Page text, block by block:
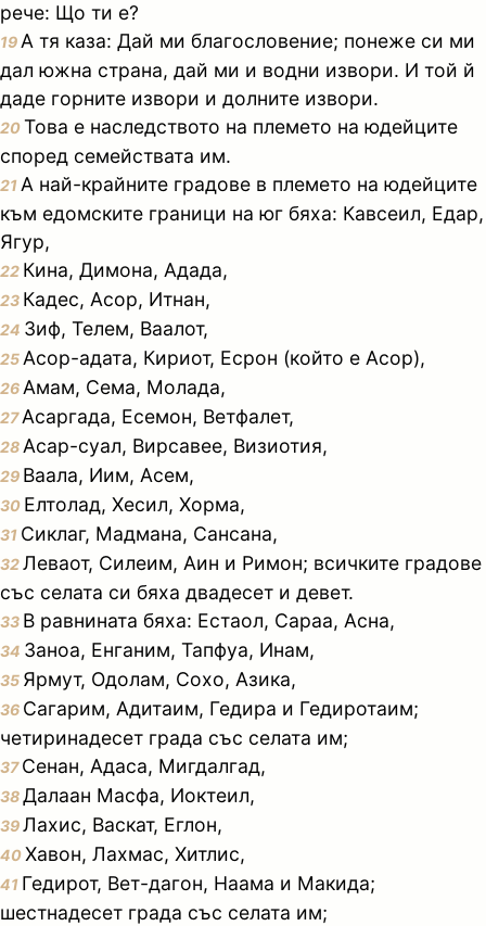
рече: Що ти е?
19 А тя каза: Дай ми благословение; понеже си ми
дал южна страна, дай ми и водни извори. И той й
даде горните извори и долните извори.
20Това е наследството на племето на юдейците
според семействата им.
21 А най-крайните градове в племето на юдейците
към едомските граници на юг бяха: Кавсеил, Едар,
Ягур,
22 Кина, Димона, Адада,
23 Кадес, Асор, Итнан,
24 Зиф, Телем, Ваалот,
25 Асор-адата, Кириот, Есрон (който е Асор),
26 Амам, Сема, Молада,
27Асаргада, Есемон, Ветфалет,
28 Асар-суал, Вирсавее, Визиотия,
29 Ваала, Иим, Асем,
30 Елтолад, Хесил, Хорма,
31 Сиклаг, Мадмана, Сансана,
32Леваот, Силеим, Аин и Римон; всичките градове
със селата си бяха двадесет и девет.
33 В равнината бяха: Естаол, Сараа, Асна,
34 Заноа, Енганим, Тапфуа, Инам,
35 Ярмут, Одолам, Сохо, Азика,
36 Сагарим, Адитаим, Гедира и Гедиротаим;
четиринадесет града със селата им;
37Сенан, Адаса, Мигдалгад,
38Далаан Масфа, Иоктеил,
39Лахис, Васкат, Еглон,
40Хавон, Лахмас, Хитлис,
41 Гедирот, Вет-дагон, Наама и Макида;
шестнадесет града със селата им;